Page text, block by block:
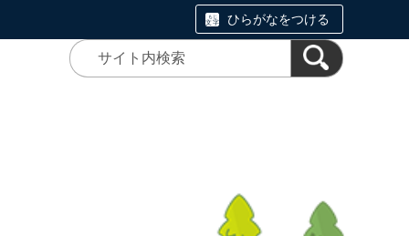
ひらがなをつける